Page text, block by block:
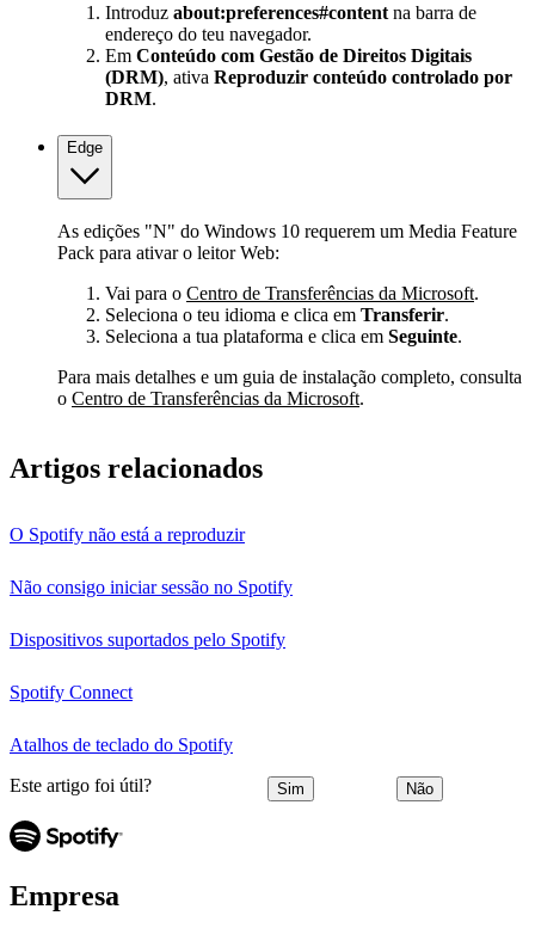
Introduz about:preferences#content na barra de
endereço do teu navegador.
Em Conteúdo com Gestão de Direitos Digitais
(DRM), ativa Reproduzir conteúdo controlado por
DRM.
Edge
As edições "N" do Windows 10 requerem um Media Feature
Pack para ativar o leitor Web:
Vai para o Centro de Transferências da Microsoft.
Seleciona o teu idioma e clica em Transferir.
Seleciona a tua plataforma e clica em Seguinte.
Para mais detalhes e um guia de instalação completo, consulta
o Centro de Transferências da Microsoft.
Artigos relacionados
O Spotify não está a reproduzir
Não consigo iniciar sessão no Spotify
Dispositivos suportados pelo Spotify
Spotify Connect
Atalhos de teclado do Spotify
Este artigo foi útil? Sim Não
Empresa